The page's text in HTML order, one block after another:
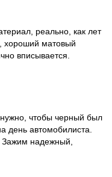
реально, как лет
хороший матовый
вписывается.
чтобы черный был
день автомобилиста.
Зажим надежный,